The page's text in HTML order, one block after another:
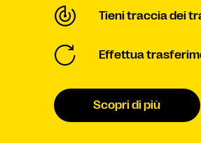
Tieni traccia dei
Effettua
Scopri di più